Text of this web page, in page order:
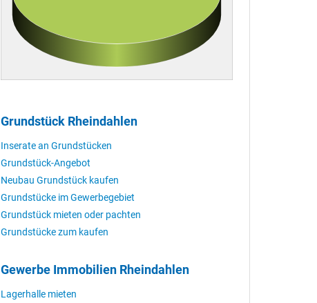
Grundstück Rheindahlen
Inserate an Grundstücken
Grundstück-Angebot
Neubau Grundstück kaufen
Grundstücke im Gewerbegebiet
Grundstück mieten oder pachten
Grundstücke zum kaufen
Gewerbe Immobilien Rheindahlen
Lagerhalle mieten